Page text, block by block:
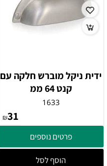
ידית ניקל מוברש חלקה עם
קנט 64 ממ
1633
₪31
פרטים נוספים
הוסף לסל